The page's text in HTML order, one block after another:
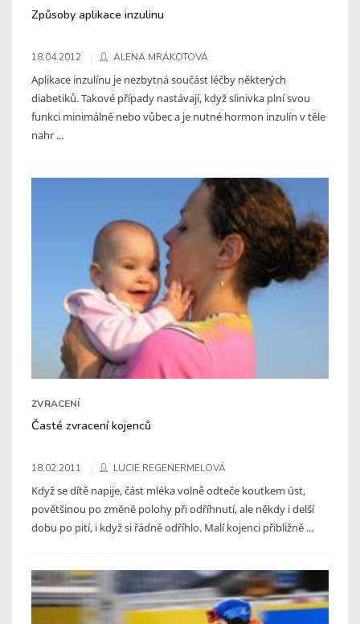
Způsoby aplikace inzulinu
18.04.2012 ALENA MRÁKOTOVÁ
Aplikace inzulínu je nezbytná součást léčby některých
diabetiků. Takové případy nastávají, když slinivka plní svou
funkci minimálně nebo vůbec a je nutné hormon inzulín v těle
nahr ...
ZVRACENÍ
Časté zvracení kojenců
18.02.2011 LUCIE REGENERMELOVÁ
Když se dítě napije, část mléka volně odteče koutkem úst,
povětšinou po změně polohy při odříhnutí, ale někdy i delší
dobu po pití, i když si řádně odříhlo. Malí kojenci přibližně ...